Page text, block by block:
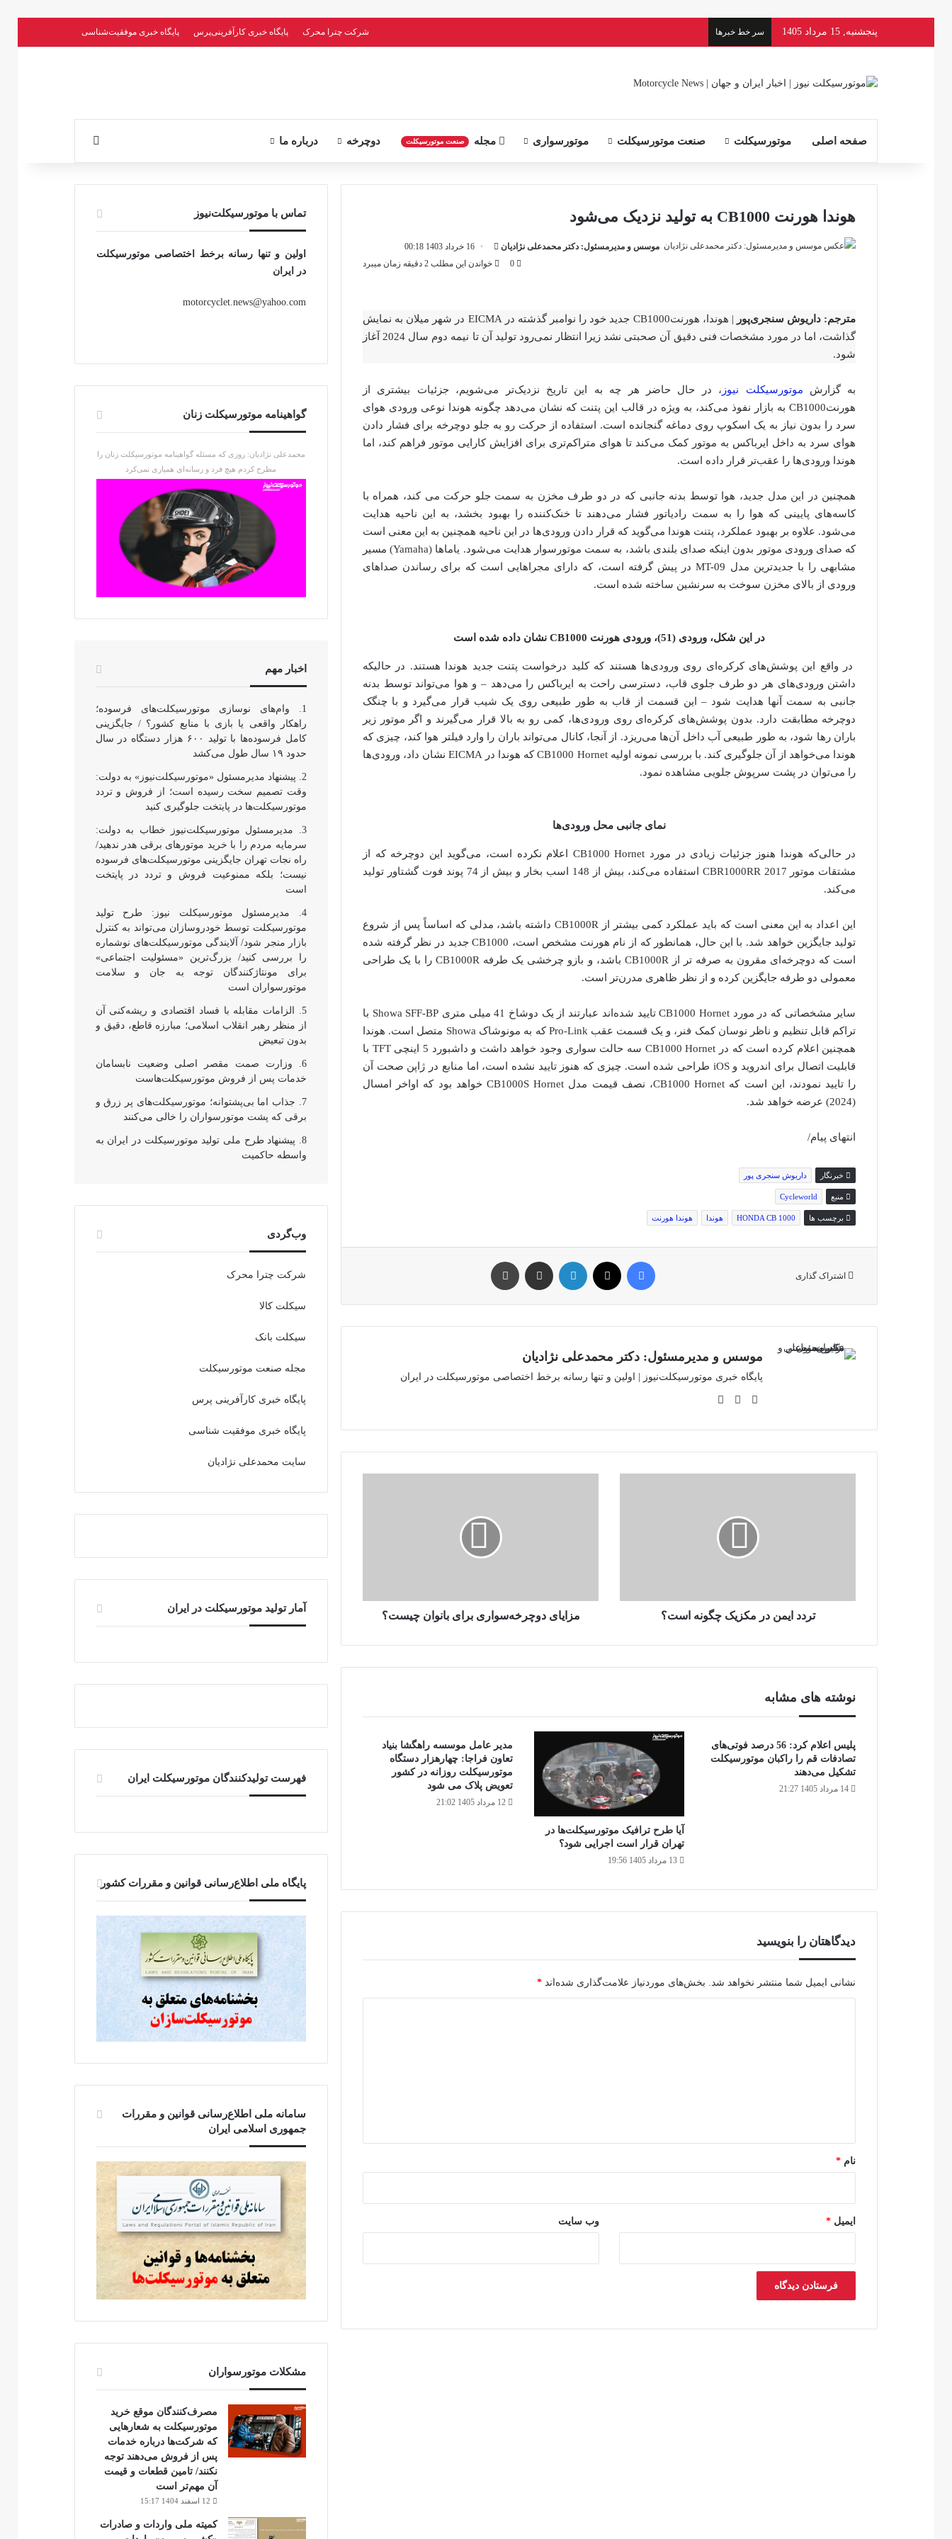
پنجشنبه, 15 مرداد 1405 سر خط خبرها شرکت چترا محرک پایگاه خبری کارآفرینی‌پرس پایگاه خبری موفقیت‌شناسی
صفحه اصلی موتورسیکلت صنعت موتورسیکلت موتورسواری مجله صنعت موتورسیکلت دوچرخه درباره ما
هوندا هورنت CB1000 به تولید نزدیک می‌شود
موسس و مدیرمسئول: دکتر محمدعلی نژادیان
ارسال
ایمیل
16 خرداد 1403 00:18
0
خواندن این مطلب 2 دقیقه زمان میبرد
مترجم: داریوش سنجری‌پور
| هوندا، هورنتCB1000 جدید خود را نوامبر گذشته در EICMA در شهر میلان به نمایش
گذاشت، اما در مورد مشخصات فنی دقیق آن صحبتی نشد زیرا انتظار نمی‌رود تولید آن تا نیمه دوم سال 2024 آغاز
شود.
به گزارش موتورسیکلت نیوز ، در حال حاضر هر چه به این تاریخ نزدیک‌تر می‌شویم، جزئیات بیشتری از
هورنتCB1000 به بازار نفوذ می‌کند، به ویژه در قالب این پتنت که نشان می‌دهد چگونه هوندا نوعی ورودی هوای
سرد را بدون نیاز به یک اسکوپ روی دماغه گنجانده است. استفاده از حرکت رو به جلو دوچرخه برای فشار دادن
هوای سرد به داخل ایرباکس به موتور کمک می‌کند تا هوای متراکم‌تری برای افزایش کارایی موتور فراهم کند، اما
هوندا ورودی‌ها را عقب‌تر قرار داده است.
همچنین در این مدل جدید، هوا توسط بدنه جانبی که در دو طرف مخزن به سمت جلو حرکت می کند، همراه با
کاسه‌های پایینی که هوا را به سمت رادیاتور فشار می‌دهند تا خنک‌کننده را بهبود بخشد، به این ناحیه هدایت
می‌شود. علاوه بر بهبود عملکرد، پتنت هوندا می‌گوید که قرار دادن ورودی‌ها در این ناحیه همچنین به این معنی است
که صدای ورودی موتور بدون اینکه صدای بلندی باشد، به سمت موتورسوار هدایت می‌شود. یاماها (Yamaha) مسیر
مشابهی را با جدیدترین مدل MT-09 در پیش گرفته است، که دارای مجراهایی است که برای رساندن صداهای
ورودی از بالای مخزن سوخت به سرنشین ساخته شده است.
در این شکل، ورودی (51)، ورودی هورنت CB1000 نشان داده شده است
در واقع این پوشش‌های کرکره‌ای روی ورودی‌ها هستند که کلید درخواست پتنت جدید هوندا هستند. در حالیکه
داشتن ورودی‌های هر دو طرف جلوی قاب، دسترسی راحت به ایرباکس را می‌دهد – و هوا می‌تواند توسط بدنه
جانبی به سمت آنها هدایت شود – این قسمت از قاب به طور طبیعی روی یک شیب قرار می‌گیرد و با چنگک
دوچرخه مطابقت دارد. بدون پوشش‌های کرکره‌ای روی ورودی‌ها، کمی رو به بالا قرار می‌گیرند و اگر موتور زیر
باران رها شود، به طور طبیعی آب داخل آن‌ها می‌ریزد. از آنجا، کانال می‌تواند باران را وارد فیلتر هوا کند، چیزی که
هوندا می‌خواهد از آن جلوگیری کند. با بررسی نمونه اولیه CB1000 Hornet که هوندا در EICMA نشان داد، ورودی‌ها
را می‌توان در پشت سرپوش جلویی مشاهده نمود.
نمای جانبی محل ورودی‌ها
در حالی‌که هوندا هنوز جزئیات زیادی در مورد CB1000 Hornet اعلام نکرده است، می‌گوید این دوچرخه که از
مشتقات موتور CBR1000RR 2017 استفاده می‌کند، بیش از 148 اسب بخار و بیش از 74 پوند فوت گشتاور تولید
می‌کند.
این اعداد به این معنی است که باید عملکرد کمی بیشتر از CB1000R داشته باشد، مدلی که اساساً پس از شروع
تولید جایگزین خواهد شد. با این حال، همانطور که از نام هورنت مشخص است، CB1000 جدید در نظر گرفته شده
است که دوچرخه‌ای مقرون به صرفه تر از CB1000R باشد، و بازو چرخشی یک طرفه CB1000R را با یک طراحی
معمولی دو طرفه جایگزین کرده و از نظر ظاهری مدرن‌تر است.
سایر مشخصاتی که در مورد CB1000 Hornet تایید شده‌اند عبارتند از یک دوشاخ 41 میلی متری Showa SFF-BP با
تراکم قابل تنظیم و ناظر نوسان کمک فنر، و یک قسمت عقب Pro-Link که به مونوشاک Showa متصل است. هوندا
همچنین اعلام کرده است که در CB1000 Hornet سه حالت سواری وجود خواهد داشت و داشبورد 5 اینچی TFT با
قابلیت اتصال برای اندروید و iOS طراحی شده است. چیزی که هنوز تایید نشده است، اما منابع در ژاپن صحت آن
را تایید نمودند، این است که CB1000 Hornet، نصف قیمت مدل CB1000S Hornet خواهد بود که اواخر امسال
(2024) عرضه خواهد شد.
انتهای پیام/
خبرنگار داریوش سنجری پور
منبع Cycleworld
برچسب ها HONDA CB 1000 هوندا هوندا هورنت
اشتراک گذاری
فیس بوک لینکدین اشتراک گذاری از طریق ایمیل
موسس و مدیرمسئول: دکتر محمدعلی نژادیان
پایگاه خبری موتورسیکلت‌نیوز | اولین و تنها رسانه برخط اختصاصی موتورسیکلت در ایران
وبسایتلینکدین
تردد ایمن در مکزیک چگونه است؟ مزایای دوچرخه‌سواری برای بانوان چیست؟
نوشته های مشابه
پلیس اعلام کرد: 56 درصد فوتی‌های
تصادفات قم را راکبان موتورسیکلت
تشکیل می‌دهند
14 مرداد 1405 21:27
آیا طرح ترافیک موتورسیکلت‌ها در
تهران قرار است اجرایی شود؟
13 مرداد 1405 19:56
مدیر عامل موسسه راهگشا بنیاد
تعاون فراجا: چهارهزار دستگاه
موتورسیکلت روزانه در کشور
تعویض پلاک می شود
12 مرداد 1405 21:02
دیدگاهتان را بنویسید
نشانی ایمیل شما منتشر نخواهد شد. بخش‌های موردنیاز علامت‌گذاری شده‌اند *
نام *
ایمیل * وب‌ سایت
تماس با موتورسیکلت‌نیوز
اولین و تنها رسانه برخط اختصاصی موتورسیکلت
در ایران
motorcyclet.news@yahoo.com
گواهینامه موتورسیکلت زنان
محمدعلی نژادیان: روزی که مسئله گواهینامه موتورسیکلت زنان را
مطرح کردم هیچ فرد و رسانه‌ای همیاری نمی‌کرد
اخبار مهم
وام‌های نوسازی موتورسیکلت‌های فرسوده؛
راهکار واقعی یا بازی با منابع کشور؟ / جایگزینی
کامل فرسوده‌ها با تولید ۶۰۰ هزار دستگاه در سال
حدود ۱۹ سال طول می‌کشد
پیشنهاد مدیرمسئول «موتورسیکلت‌نیوز» به دولت:
وقت تصمیم سخت رسیده است؛ از فروش و تردد
موتورسیکلت‌ها در پایتخت جلوگیری کنید
مدیرمسئول موتورسیکلت‌نیوز خطاب به دولت:
سرمایه مردم را با خرید موتورهای برقی هدر ندهید/
راه نجات تهران جایگزینی موتورسیکلت‌های فرسوده
نیست؛ بلکه ممنوعیت فروش و تردد در پایتخت
است
مدیرمسئول موتورسیکلت نیوز: طرح تولید
موتورسیکلت توسط خودروسازان می‌تواند به کنترل
بازار منجر شود/ آلایندگی موتورسیکلت‌های نوشماره
را بررسی کنید/ بزرگ‌ترین «مسئولیت اجتماعی»
برای مونتاژکنندگان توجه به جان و سلامت
موتورسواران است
الزامات مقابله با فساد اقتصادی و ریشه‌کنی آن
از منظر رهبر انقلاب اسلامی؛ مبارزه قاطع، دقیق و
بدون تبعیض
وزارت صمت مقصر اصلی وضعیت نابسامان
خدمات پس از فروش موتورسیکلت‌هاست
جذاب اما بی‌پشتوانه؛ موتورسیکلت‌های پر زرق‌ و
برقی که پشت موتورسواران را خالی می‌کنند
پیشنهاد طرح ملی تولید موتورسیکلت در ایران به
واسطه حاکمیت
وب‌گردی
شرکت چترا محرک
سیکلت کالا
سیکلت بانک
مجله صنعت موتورسیکلت
پایگاه خبری کارآفرینی پرس
پایگاه خبری موفقیت شناسی
سایت محمدعلی نژادیان
آمار تولید موتورسیکلت در ایران
فهرست تولیدکنندگان موتورسیکلت ایران
پایگاه ملی اطلاع‌رسانی قوانین و مقررات کشور
سامانه ملی اطلاع‌رسانی قوانین و مقررات
جمهوری اسلامی ایران
مشکلات موتورسواران
مصرف‌کنندگان موقع خرید
موتورسیکلت به شعارهایی
که شرکت‌ها درباره خدمات
پس از فروش می‌دهند توجه
نکنند/ تامین قطعات و قیمت
آن مهم‌تر است
12 اسفند 1404 15:17
کمیته ملی واردات و صادرات